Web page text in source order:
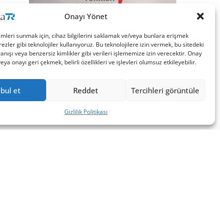
Onayı Yönet
sunmak için, cihaz bilgilerini saklamak ve/veya bunlara erişmek
gibi teknolojiler kullanıyoruz. Bu teknolojilere izin vermek, bu sitedeki
veya benzersiz kimlikler gibi verileri işlememize izin verecektir. Onay
onayı geri çekmek, belirli özellikleri ve işlevleri olumsuz etkileyebilir.
et Reddet Tercihleri görüntüle
Gizlilik Politikası